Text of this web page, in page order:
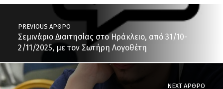
Post navigation
PREVIOUS ΆΡΘΡΟ
Σεμινάριο Διαιτησίας στο Ηράκλειο, από 31/10-
2/11/2025, με τον Σωτήρη Λογοθέτη
NEXT ΆΡΘΡΟ